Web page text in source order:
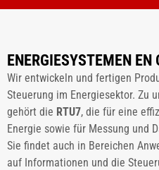
ENERGIESYSTEMEN EN
Wir entwickeln und fertigen
Steuerung im Energiesektor. Zu
gehört die RTU7, die für eine
Energie sowie für Messung und
Sie findet auch in Bereichen
auf Informationen und die